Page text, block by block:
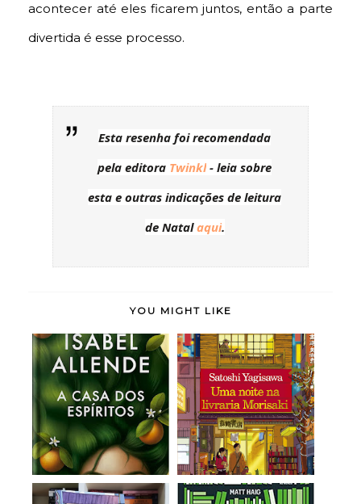
acontecer até eles ficarem juntos, então a parte
divertida é esse processo.
Esta resenha foi recomendada
pela editora Twinkl - leia sobre
esta e outras indicações de leitura
de Natalaqui.
YOU MIGHT LIKE
A Casa dos Espíritos -
Isabel Allen...
Uma Noite na Livraria
Morisaki (vol...